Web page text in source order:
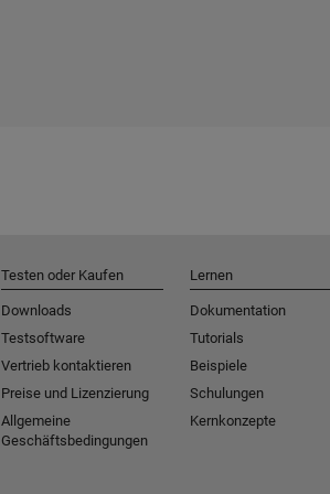
Testen oder Kaufen
Downloads
Testsoftware
Vertrieb kontaktieren
Preise und Lizenzierung
Allgemeine
Geschäftsbedingungen
Lernen
Dokumentation
Tutorials
Beispiele
Schulungen
Kernkonzepte